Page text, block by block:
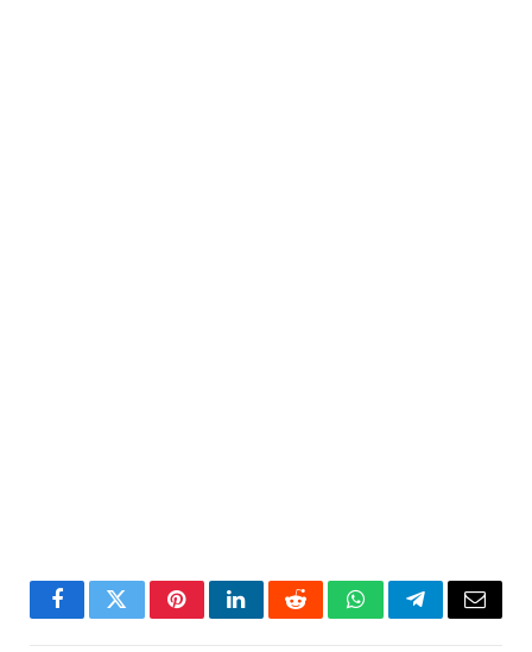
FacebookTwitterPinterestLinkedInRedditWhatsAppTelegramEmail